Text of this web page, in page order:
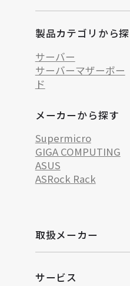
製品カテゴリから
サーバー
サーバーマザーボー
ド
メーカーから探す
Supermicro
GIGA COMPUTING
ASUS
ASRock Rack
取扱メーカー
サービス